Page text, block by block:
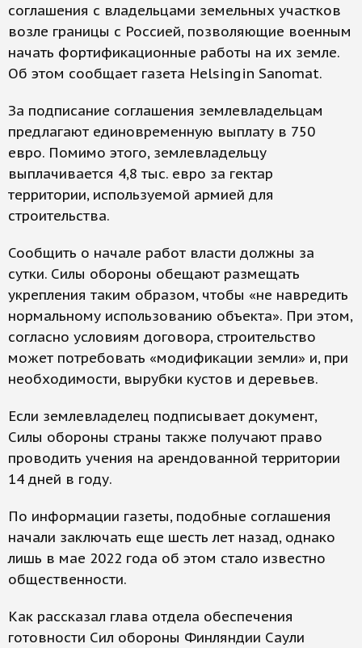
соглашения с владельцами земельных участков
возле границы с Россией, позволяющие военным
начать фортификационные работы на их земле.
Об этом сообщает газета Helsingin Sanomat.
За подписание соглашения землевладельцам
предлагают единовременную выплату в 750
евро. Помимо этого, землевладельцу
выплачивается 4,8 тыс. евро за гектар
территории, используемой армией для
строительства.
Сообщить о начале работ власти должны за
сутки. Силы обороны обещают размещать
укрепления таким образом, чтобы «не навредить
нормальному использованию объекта». При этом,
согласно условиям договора, строительство
может потребовать «модификации земли» и, при
необходимости, вырубки кустов и деревьев.
Если землевладелец подписывает документ,
Силы обороны страны также получают право
проводить учения на арендованной территории
14 дней в году.
По информации газеты, подобные соглашения
начали заключать еще шесть лет назад, однако
лишь в мае 2022 года об этом стало известно
общественности.
Как рассказал глава отдела обеспечения
готовности Сил обороны Финляндии Саули